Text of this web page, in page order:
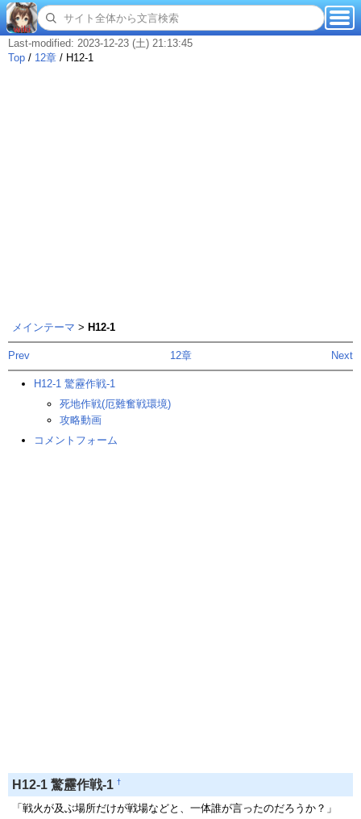
Last-modified: 2023-12-23 (土) 21:13:45
Top / 12章 / H12-1
メインテーマ > H12-1
Prev Next
12章
H12-1 驚靂作戦-1
死地作戦(厄難奮戦環境)
攻略動画
コメントフォーム
H12-1 驚靂作戦-1 †
「戦火が及ぶ場所だけが戦場などと、一体誰が言ったのだろうか？」